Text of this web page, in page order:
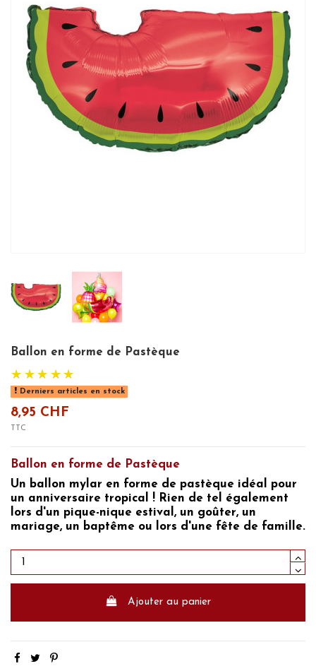
Ballon en forme de Pastèque
Derniers articles en stock
8,95 CHF
TTC
Ballon en forme de Pastèque
Un ballon mylar en forme de pastèque idéal pour
un anniversaire tropical ! Rien de tel également
lors d'un pique-nique estival, un goûter, un
mariage, un baptême ou lors d'une fête de famille.
Ajouter au panier